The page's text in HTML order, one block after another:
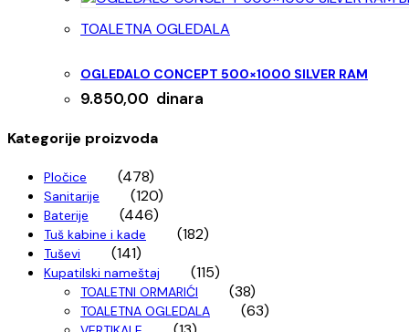
TOALETNA OGLEDALA
OGLEDALO CONCEPT 500×1000 SILVER RAM
9.850,00 dinara
Kategorije proizvoda
Pločice (478)
Sanitarije (120)
Baterije (446)
Tuš kabine i kade (182)
Tuševi (141)
Kupatilski nameštaj (115)
TOALETNI ORMARIĆI (38)
TOALETNA OGLEDALA (63)